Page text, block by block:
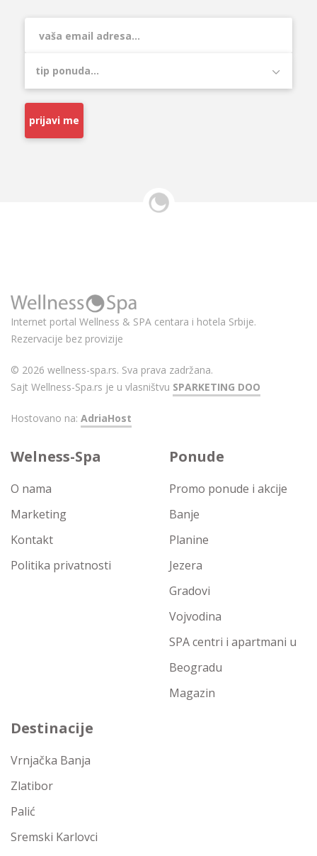
prijavi me
Internet portal Wellness & SPA centara i hotela Srbije.
Rezervacije bez provizije
© 2026 wellness-spa.rs. Sva prava zadržana.
Sajt Wellness-Spa.rs je u vlasništvu SPARKETING DOO
Hostovano na: AdriaHost
Welness-Spa
O nama
Marketing
Kontakt
Politika privatnosti
Ponude
Promo ponude i akcije
Banje
Planine
Jezera
Gradovi
Vojvodina
SPA centri i apartmani u
Beogradu
Magazin
Destinacije
Vrnjačka Banja
Zlatibor
Palić
Sremski Karlovci